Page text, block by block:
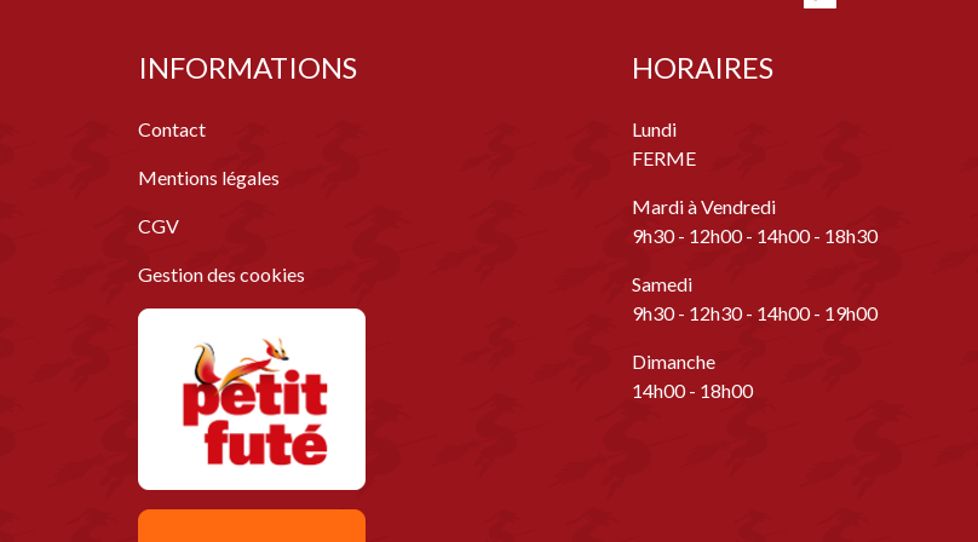
INFORMATIONS
Contact
Mentions légales
CGV
Gestion des cookies
HORAIRES
Lundi
FERME
Mardi à Vendredi
9h30 - 12h00 - 14h00 - 18h30
Samedi
9h30 - 12h30 - 14h00 - 19h00
Dimanche
14h00 - 18h00